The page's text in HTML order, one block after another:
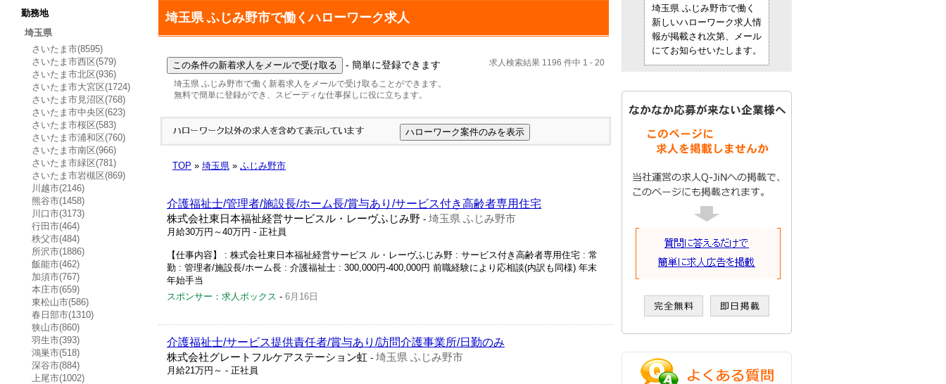
勤務地
埼玉県
さいたま市(8595)
さいたま市西区(579)
さいたま市北区(936)
さいたま市大宮区(1724)
さいたま市見沼区(768)
さいたま市中央区(623)
さいたま市桜区(583)
さいたま市浦和区(760)
さいたま市南区(966)
さいたま市緑区(781)
さいたま市岩槻区(869)
川越市(2146)
熊谷市(1458)
川口市(3173)
行田市(464)
秩父市(484)
所沢市(1886)
飯能市(462)
加須市(767)
本庄市(659)
東松山市(586)
春日部市(1310)
狭山市(860)
羽生市(393)
鴻巣市(518)
深谷市(884)
上尾市(1002)
埼玉県 ふじみ野市で働くハローワーク求人
求人検索結果 1196 件中 1 - 20
- 簡単に登録できます
埼玉県 ふじみ野市で働く新着求人をメールで受け取ることができます。
無料で簡単に登録ができ、スピーディな仕事探しに役に立ちます。
TOP » 埼玉県 » ふじみ野市
介護福祉士/管理者/施設長/ホーム長/賞与あり/サービス付き高齢者専用住宅
株式会社東日本福祉経営サービスル・レーヴふじみ野 - 埼玉県 ふじみ野市
月給30万円～40万円 - 正社員
【仕事内容】 : 株式会社東日本福祉経営サービス ル・レーヴふじみ野 : サービス付き高齢者専用住宅 : 常
勤 : 管理者/施設長/ホーム長 : 介護福祉士 : 300,000円-400,000円 前職経験により応相談(内訳も同様) 年末
年始手当
スポンサー：求人ボックス - 6月16日
介護福祉士/サービス提供責任者/賞与あり/訪問介護事業所/日勤のみ
株式会社グレートフルケアステーション虹 - 埼玉県 ふじみ野市
月給21万円～ - 正社員
埼玉県 ふじみ野市で働く
新しいハローワーク求人情
報が掲載され次第、メール
にてお知らせいたします。